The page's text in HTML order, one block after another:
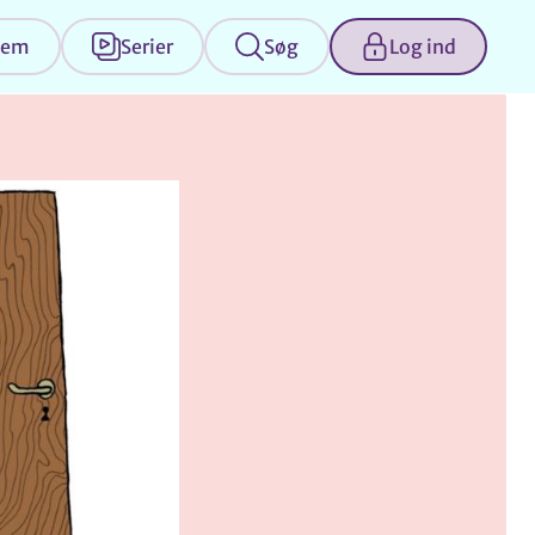
Serier Søg Log ind